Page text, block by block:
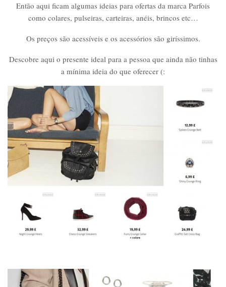
Então aqui ficam algumas ideias para ofertas da marca Parfois
como colares, pulseiras, carteiras, anéis, brincos etc…
Os preços são acessíveis e os acessórios são giríssimos.
Descobre aqui o presente ideal para a pessoa que ainda não tinhas
a mínima ideia do que oferecer (: